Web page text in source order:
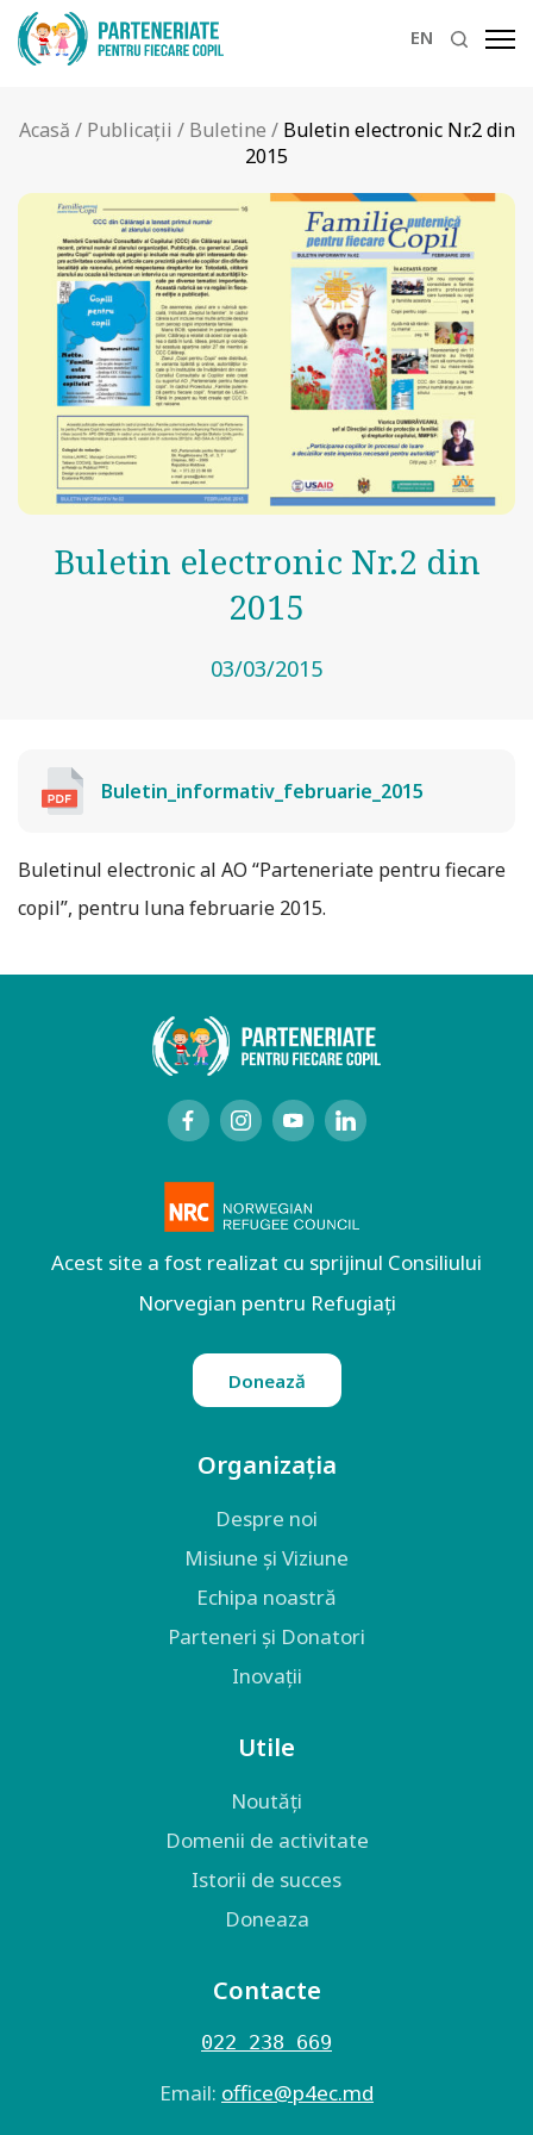
EN
Acasă / Publicații / Buletine / Buletin electronic Nr.2 din
2015
Buletin electronic Nr.2 din
2015
03/03/2015
Buletin_informativ_februarie_2015
Buletinul electronic al AO “Parteneriate pentru fiecare
copil”, pentru luna februarie 2015.
Acest site a fost realizat cu sprijinul Consiliului
Norvegian pentru Refugiați
Donează
Organizația
Despre noi
Misiune și Viziune
Echipa noastră
Parteneri și Donatori
Inovații
Utile
Noutăți
Domenii de activitate
Istorii de succes
Doneaza
Contacte
022 238 669
Email: оffice@p4ec.md